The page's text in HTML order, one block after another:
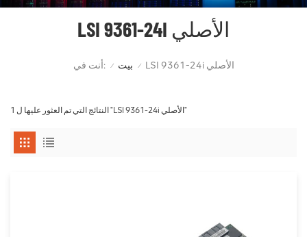
LSI 9361-24I الأصلي
أنت في: / بيت / LSI 9361-24i الأصلي
1 النتائج التي تم العثور عليها ل "LSI 9361-24i الأصلي"